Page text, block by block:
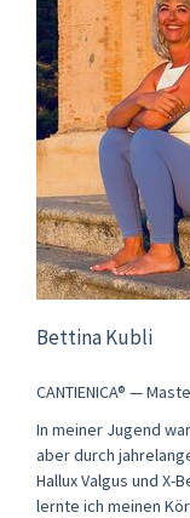
Bettina Kubli
CANTIENICA® —
In meiner Jugend
aber durch
Hallux Valgus und X-
lernte ich meinen